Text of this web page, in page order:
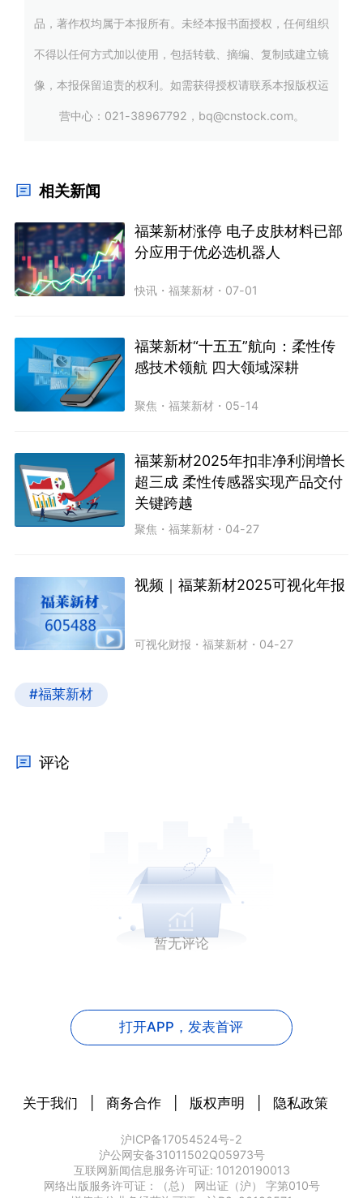
品，著作权均属于本报所有。未经本报书面授权，任何组织
不得以任何方式加以使用，包括转载、摘编、复制或建立镜
像，本报保留追责的权利。如需获得授权请联系本报版权运
营中心：021-38967792，bq@cnstock.com。
相关新闻
福莱新材涨停 电子皮肤材料已部
分应用于优必选机器人
快讯 ・福莱新材 ・ 07-01
福莱新材“十五五”航向：柔性传
感技术领航 四大领域深耕
聚焦 ・福莱新材 ・ 05-14
福莱新材2025年扣非净利润增长
超三成 柔性传感器实现产品交付
关键跨越
聚焦 ・福莱新材 ・ 04-27
视频｜福莱新材2025可视化年报
可视化财报 ・福莱新材 ・ 04-27
#福莱新材
评论
暂无评论
打开APP，发表首评
关于我们 商务合作 版权声明 隐私政策
沪ICP备17054524号-2
沪公网安备31011502Q05973号
互联网新闻信息服务许可证: 10120190013
网络出版服务许可证：（总） 网出证（沪） 字第010号